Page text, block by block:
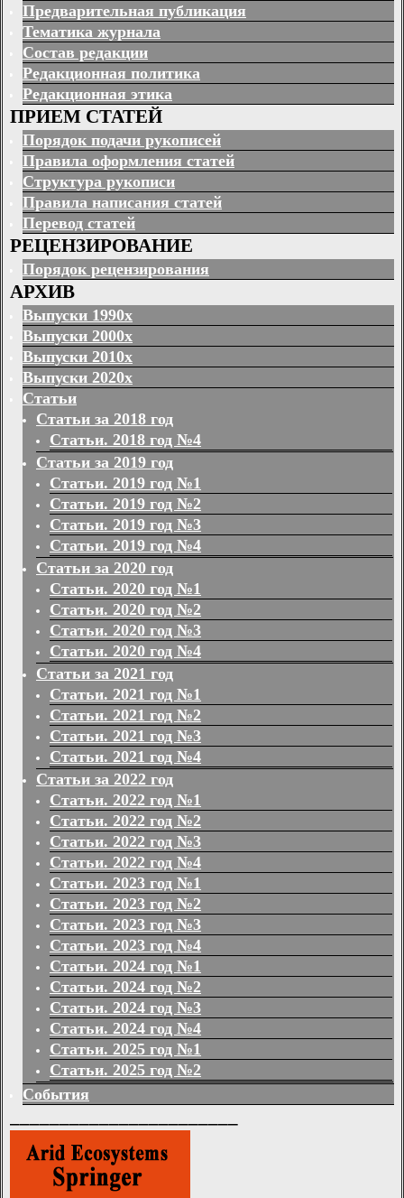
Предварительная публикация
Тематика журнала
Состав редакции
Редакционная политика
Редакционная этика
ПРИЕМ СТАТЕЙ
Порядок подачи рукописей
Правила оформления статей
Структура рукописи
Правила написания статей
Перевод статей
РЕЦЕНЗИРОВАНИЕ
Порядок рецензирования
АРХИВ
Выпуски 1990х
Выпуски 2000х
Выпуски 2010х
Выпуски 2020х
Статьи
Статьи за 2018 год
Статьи. 2018 год №4
Статьи за 2019 год
Статьи. 2019 год №1
Статьи. 2019 год №2
Статьи. 2019 год №3
Статьи. 2019 год №4
Статьи за 2020 год
Статьи. 2020 год №1
Статьи. 2020 год №2
Статьи. 2020 год №3
Статьи. 2020 год №4
Статьи за 2021 год
Статьи. 2021 год №1
Статьи. 2021 год №2
Статьи. 2021 год №3
Статьи. 2021 год №4
Статьи за 2022 год
Статьи. 2022 год №1
Статьи. 2022 год №2
Статьи. 2022 год №3
Статьи. 2022 год №4
Статьи. 2023 год №1
Статьи. 2023 год №2
Статьи. 2023 год №3
Статьи. 2023 год №4
Статьи. 2024 год №1
Статьи. 2024 год №2
Статьи. 2024 год №3
Статьи. 2024 год №4
Статьи. 2025 год №1
Статьи. 2025 год №2
События